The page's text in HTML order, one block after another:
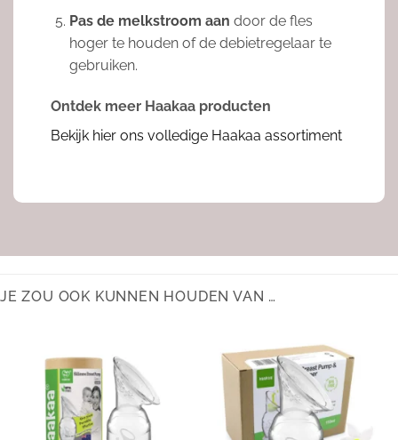
Pas de melkstroom aan door de fles
hoger te houden of de debietregelaar te
gebruiken.
Ontdek meer Haakaa producten
Bekijk hier ons volledige Haakaa assortiment
JE ZOU OOK KUNNEN HOUDEN VAN …